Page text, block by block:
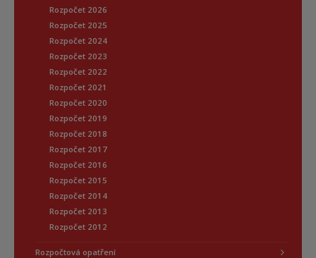
Rozpočet 2026
Rozpočet 2025
Rozpočet 2024
Rozpočet 2023
Rozpočet 2022
Rozpočet 2021
Rozpočet 2020
Rozpočet 2019
Rozpočet 2018
Rozpočet 2017
Rozpočet 2016
Rozpočet 2015
Rozpočet 2014
Rozpočet 2013
Rozpočet 2012
Rozpočtová opatření